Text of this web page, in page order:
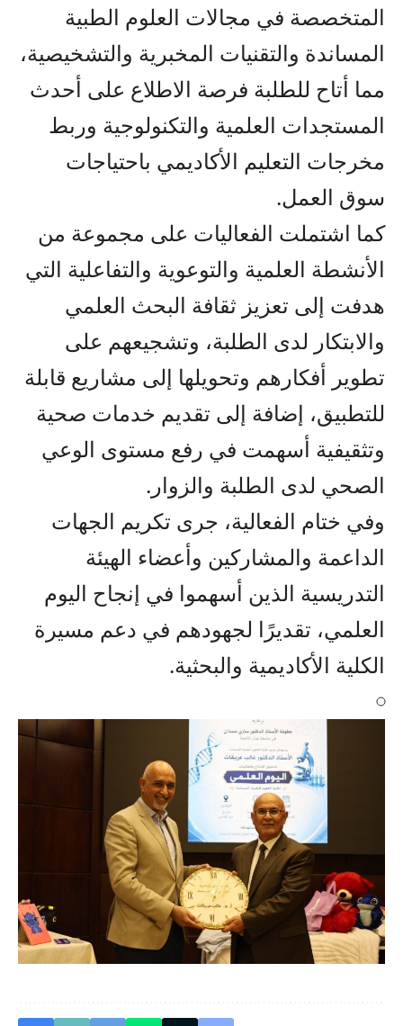
المتخصصة في مجالات العلوم الطبية
المساندة والتقنيات المخبرية والتشخيصية،
مما أتاح للطلبة فرصة الاطلاع على أحدث
المستجدات العلمية والتكنولوجية وربط
مخرجات التعليم الأكاديمي باحتياجات
سوق العمل.
كما اشتملت الفعاليات على مجموعة من
الأنشطة العلمية والتوعوية والتفاعلية التي
هدفت إلى تعزيز ثقافة البحث العلمي
والابتكار لدى الطلبة، وتشجيعهم على
تطوير أفكارهم وتحويلها إلى مشاريع قابلة
للتطبيق، إضافة إلى تقديم خدمات صحية
وتثقيفية أسهمت في رفع مستوى الوعي
الصحي لدى الطلبة والزوار.
وفي ختام الفعالية، جرى تكريم الجهات
الداعمة والمشاركين وأعضاء الهيئة
التدريسية الذين أسهموا في إنجاح اليوم
العلمي، تقديرًا لجهودهم في دعم مسيرة
الكلية الأكاديمية والبحثية.